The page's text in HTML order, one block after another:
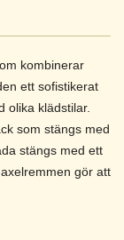
kombinerar
ett sofistikerat
olika klädstilar.
som stängs med
stängs med ett
gör att